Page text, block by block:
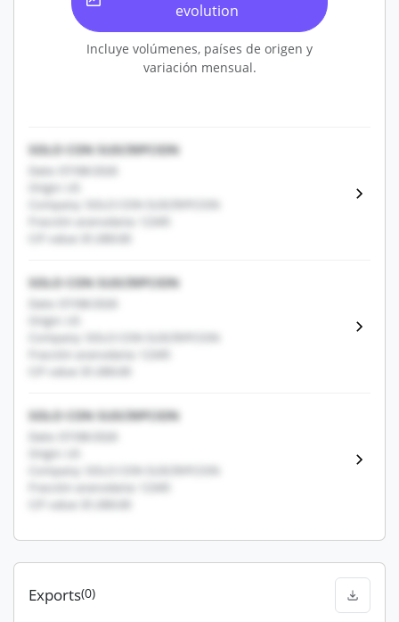
evolution
Incluye volúmenes, países de origen y
variación mensual.
SOLO CON SUSCRIPCION
Date: 07/08/2026
Origin: US
Company: SOLO CON SUSCRIPCION
Fracción arancelaria: 12345
CIF value: $1,000.00
SOLO CON SUSCRIPCION
Date: 07/08/2026
Origin: US
Company: SOLO CON SUSCRIPCION
Fracción arancelaria: 12345
CIF value: $1,000.00
SOLO CON SUSCRIPCION
Date: 07/08/2026
Origin: US
Company: SOLO CON SUSCRIPCION
Fracción arancelaria: 12345
CIF value: $1,000.00
Exports(0)